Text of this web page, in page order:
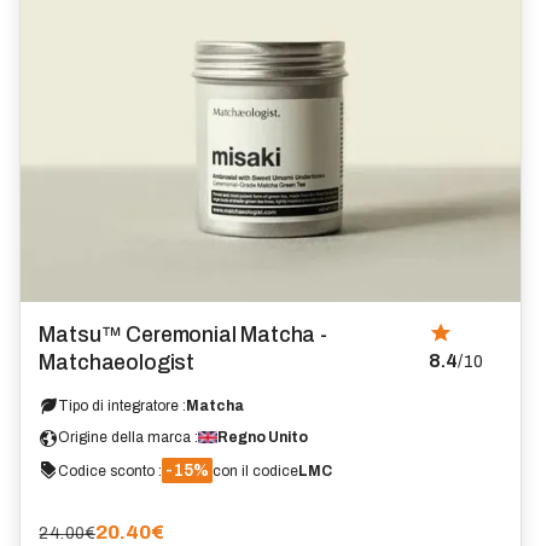
Matsu™ Ceremonial Matcha -
Matchaeologist
8.4/10
Tipo di integratore : Matcha
Origine della marca :
Regno Unito
Codice sconto : -15% con il codiceLMC
24.00€20.40€